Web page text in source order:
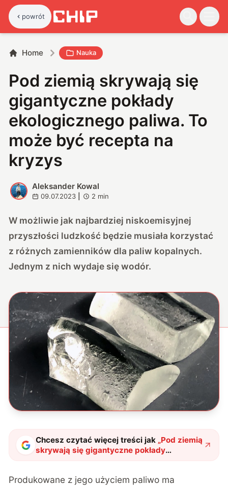
powrót
Home Nauka
Pod ziemią skrywają się
gigantyczne pokłady
ekologicznego paliwa. To
może być recepta na
kryzys
A
Aleksander Kowal
09.07.2023 2 min
W możliwie jak najbardziej niskoemisyjnej
przyszłości ludzkość będzie musiała korzystać
z różnych zamienników dla paliw kopalnych.
Jednym z nich wydaje się wodór.
Chcesz czytać więcej treści jak „Pod ziemią
skrywają się gigantyczne pokłady
ekologicznego paliwa. To może być recepta
Produkowane z jego użyciem paliwo ma